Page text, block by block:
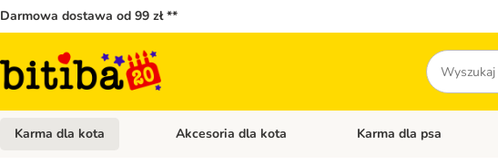
Darmowa dostawa od 99 zł **
Szukaj
Karma dla kota Otwórz menu kategorii: Karma dla kota
Akcesoria dla kota Otwórz menu kategorii:
Karma dla psa